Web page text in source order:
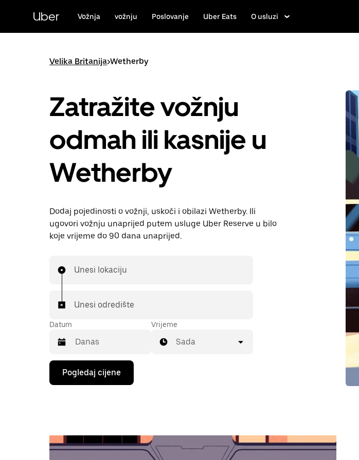
sadržaj
Uber Vožnja vožnju Poslovanje Uber Eats O usluzi
Velika Britanija>Wetherby
Zatražite vožnju
odmah ili kasnije u
Wetherby
Dodaj pojedinosti o vožnji, uskoči i obilazi Wetherby. Ili
ugovori vožnju unaprijed putem usluge Uber Reserve u bilo
koje vrijeme do 90 dana unaprijed.
Unesi lokaciju
Unesi odredište
Datum
Pritisni
tipku
sa
s
kalendarom
Vrijeme
Sada
Pogledaj cijene